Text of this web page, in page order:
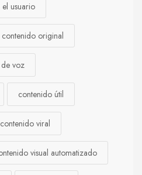
usuario
contenido original
de voz
contenido útil
contenido viral
visual automatizado